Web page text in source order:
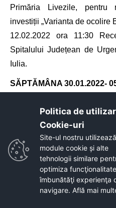
Primăria Livezile, pentru
investiții „Varianta de ocolire
12.02.2022 ora 11:30
Spitalului Județean de
Iulia.
SĂPTĂMÂNA 30.01.2022-
Consiliului Județean Bistrița-
31.01.2021 ora 10:30
DGASPC
01.02.2021 ora 09:30
Consiliului Județean Bistrița-
02.02.2021 ora 09:00
Politica de
Cookie-uri‎
Site-ul nostru utilizează
module cookie și alte
tehnologii similare
optimiza
îmbunătăţi experienţa
navigare. Află mai